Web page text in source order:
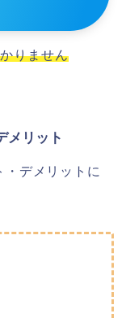
りません
メリット
・デメリットに